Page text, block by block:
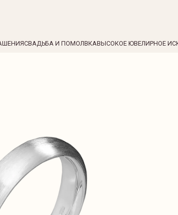
СВАДЬБА И ПОМОЛВКАВЫСОКОЕ ЮВЕЛИРНОЕ